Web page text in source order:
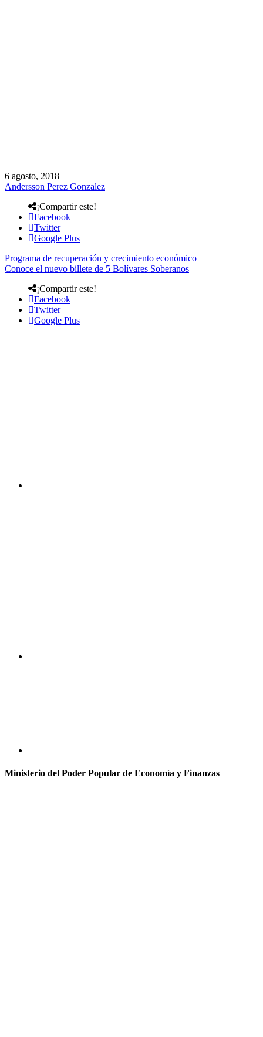
6 agosto, 2018
Andersson Perez Gonzalez
¡Compartir este!
Facebook
Twitter
Google Plus
Programa de recuperación y crecimiento económico
Conoce el nuevo billete de 5 Bolívares Soberanos
¡Compartir este!
Facebook
Twitter
Google Plus
Ministerio del Poder Popular de Economía y Finanzas